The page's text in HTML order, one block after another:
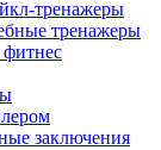
тренажеры
тренажеры
заключения